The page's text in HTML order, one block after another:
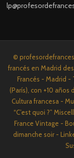
©
francés en Madrid
Francés - Madrid -
(París), con +10
Cultura francesa -
“C’est quoi ?”
France Vintage -
dimanche soir -